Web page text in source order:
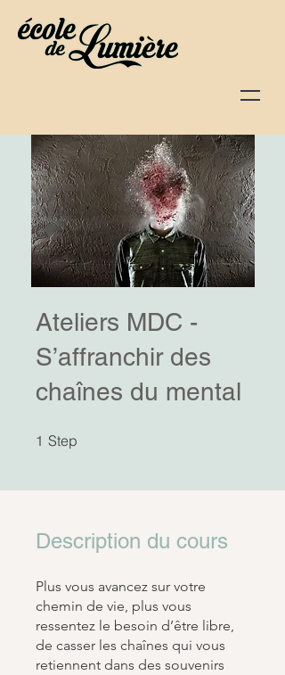
Ateliers MDC -
S’affranchir des
chaînes du mental
1 Step
Description du cours
Plus vous avancez sur votre
chemin de vie, plus vous
ressentez le besoin d’être libre,
de casser les chaînes qui vous
retiennent dans des souvenirs